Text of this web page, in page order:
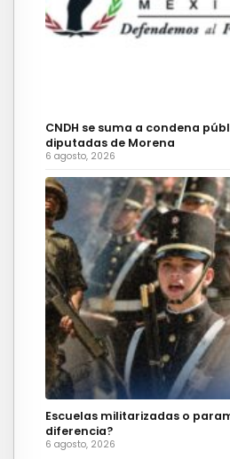
CNDH se suma a condena
diputadas de Morena
6 agosto, 2026
Escuelas militarizadas o
diferencia?
6 agosto, 2026